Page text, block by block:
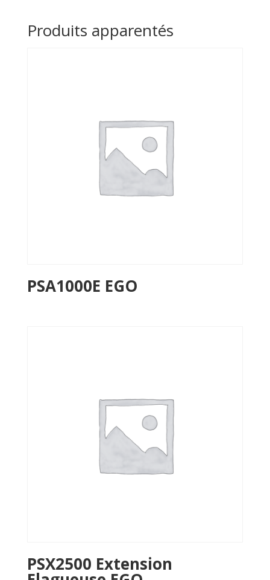
Produits apparentés
PSA1000E EGO
PSX2500 Extension